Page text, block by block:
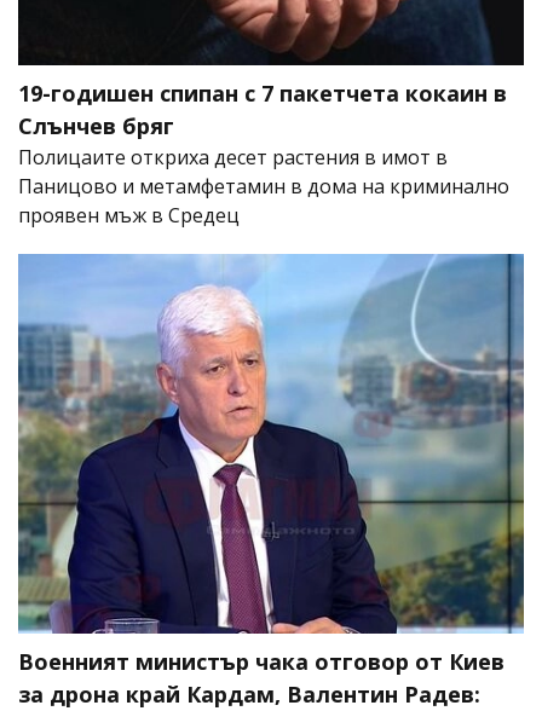
19-годишен спипан с 7 пакетчета кокаин в
Слънчев бряг
Полицаите откриха десет растения в имот в
Паницово и метамфетамин в дома на криминално
проявен мъж в Средец
Военният министър чака отговор от Киев
за дрона край Кардам, Валентин Радев: